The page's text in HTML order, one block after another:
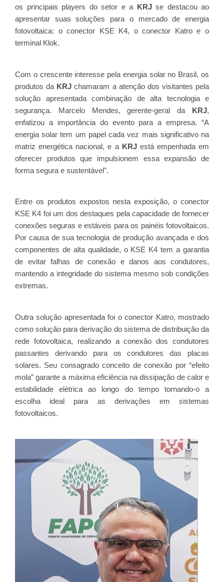
os principais players do setor e a
KRJse destacou ao
apresentar suas soluções para o mercado de energia
fotovoltaica: o conector KSE K4, o conector Katro e o
terminal Klok.
Com o crescente interesse pela energia solar no Brasil, os
produtos da KRJ chamaram a atenção dos visitantes pela
solução apresentada combinação de alta tecnologia e
segurança. Marcelo Mendes, gerente-geral da
KRJ,
enfatizou a importância do evento para a empresa. “A
energia solar tem um papel cada vez mais significativo na
matriz energética nacional, e a KRJestá empenhada em
oferecer produtos que impulsionem essa expansão de
forma segura e sustentável".
Entre os produtos expostos nesta exposição, o conector
KSE K4 foi um dos destaques pela capacidade de fornecer
conexões seguras e estáveis para os painéis fotovoltaicos.
Por causa de sua tecnologia de produção avançada e dos
componentes de alta qualidade, o KSE K4 tem a garantia
de evitar falhas de conexão e danos aos condutores,
mantendo a integridade do sistema mesmo sob condições
extremas.
Outra solução apresentada foi o conector Katro, mostrado
como solução para derivação do sistema de distribuição da
rede fotovoltaica, realizando a conexão dos condutores
passantes derivando para os condutores das placas
solares. Seu consagrado conceito de conexão por “efeito
mola” garante a máxima eficiência na dissipação de calor e
estabilidade elétrica ao longo do tempo tornando-o a
escolha ideal para as derivações em sistemas
fotovoltaicos.